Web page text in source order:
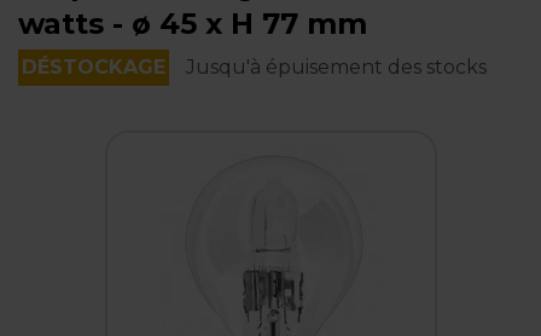
watts - ø 45 x H 77 mm
DÉSTOCKAGE Jusqu'à épuisement des stocks